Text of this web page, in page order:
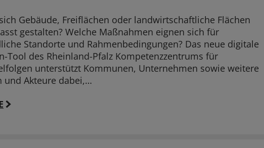
Gebäude, Freiflächen oder landwirtschaftliche Flächen
gestalten? Welche Maßnahmen eignen sich für
Standorte und Rahmenbedingungen? Das neue digitale
Tool des Rheinland-Pfalz Kompetenzzentrums für
unterstützt Kommunen, Unternehmen sowie weitere
und Akteure dabei,…